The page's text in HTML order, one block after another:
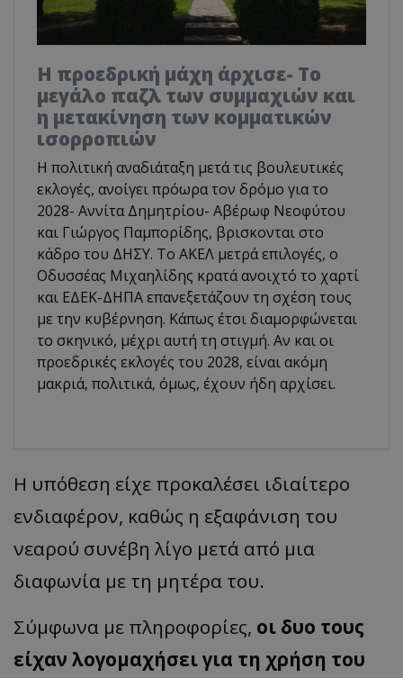
Η προεδρική μάχη άρχισε- Το
μεγάλο παζλ των συμμαχιών και
η μετακίνηση των κομματικών
ισορροπιών
Η πολιτική αναδιάταξη μετά τις βουλευτικές
εκλογές, ανοίγει πρόωρα τον δρόμο για το
2028- Αννίτα Δημητρίου- Αβέρωφ Νεοφύτου
και Γιώργος Παμπορίδης, βρισκονται στο
κάδρο του ΔΗΣΥ. Το ΑΚΕΛ μετρά επιλογές, ο
Οδυσσέας Μιχαηλίδης κρατά ανοιχτό το χαρτί
και ΕΔΕΚ-ΔΗΠΑ επανεξετάζουν τη σχέση τους
με την κυβέρνηση. Κάπως έτσι διαμορφώνεται
το σκηνικό, μέχρι αυτή τη στιγμή. Αν και οι
προεδρικές εκλογές του 2028, είναι ακόμη
μακριά, πολιτικά, όμως, έχουν ήδη αρχίσει.
Η υπόθεση είχε προκαλέσει ιδιαίτερο
ενδιαφέρον, καθώς η εξαφάνιση του
νεαρού συνέβη λίγο μετά από μια
διαφωνία με τη μητέρα του.
Σύμφωνα με πληροφορίες, οι δυο τους
είχαν λογομαχήσει για τη χρήση του